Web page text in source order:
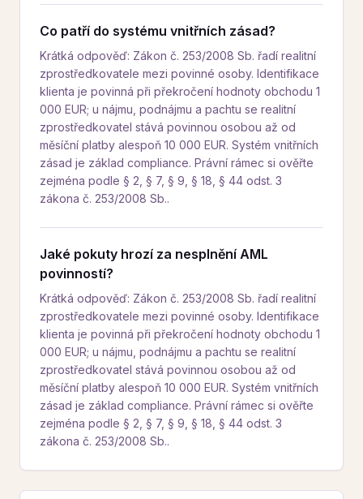
Co patří do systému vnitřních zásad?
Krátká odpověď: Zákon č. 253/2008 Sb. řadí realitní
zprostředkovatele mezi povinné osoby. Identifikace
klienta je povinná při překročení hodnoty obchodu 1
000 EUR; u nájmu, podnájmu a pachtu se realitní
zprostředkovatel stává povinnou osobou až od
měsíční platby alespoň 10 000 EUR. Systém vnitřních
zásad je základ compliance. Právní rámec si ověřte
zejména podle § 2, § 7, § 9, § 18, § 44 odst. 3
zákona č. 253/2008 Sb..
Jaké pokuty hrozí za nesplnění AML
povinností?
Krátká odpověď: Zákon č. 253/2008 Sb. řadí realitní
zprostředkovatele mezi povinné osoby. Identifikace
klienta je povinná při překročení hodnoty obchodu 1
000 EUR; u nájmu, podnájmu a pachtu se realitní
zprostředkovatel stává povinnou osobou až od
měsíční platby alespoň 10 000 EUR. Systém vnitřních
zásad je základ compliance. Právní rámec si ověřte
zejména podle § 2, § 7, § 9, § 18, § 44 odst. 3
zákona č. 253/2008 Sb..